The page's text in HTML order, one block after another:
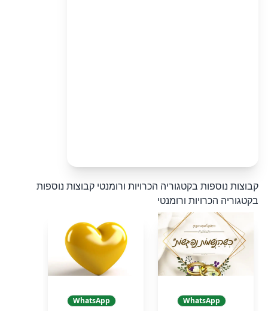
קבוצות נוספות בקטגוריה הכרויות ורומנטי קבוצות נוספות
בקטגוריה הכרויות ורומנטי
WhatsApp
WhatsApp